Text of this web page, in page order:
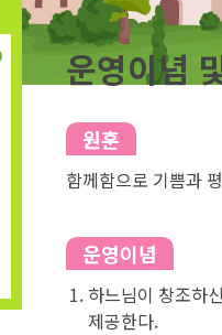
운영이념
원훈
함께함으로 기쁨과
운영이념
하느님이 창조하
제공한다.